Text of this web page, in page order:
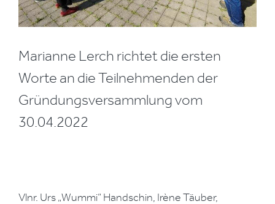
Marianne Lerch richtet die ersten
Worte an die Teilnehmenden der
Gründungsversammlung vom
30.04.2022
Vlnr. Urs „Wummi“ Handschin, Irène Täuber,